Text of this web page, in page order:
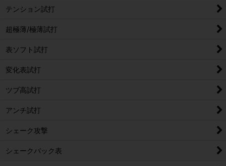
テンション試打
超極薄/極薄試打
表ソフト試打
変化表試打
ツブ高試打
アンチ試打
シェーク攻撃
シェークバック表